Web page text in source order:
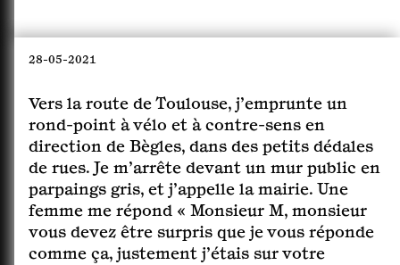
28-05-2021
Vers la route de Toulouse, j’emprunte un
rond-point à vélo et à contre-sens en
direction de Bègles, dans des petits dédales
de rues. Je m’arrête devant un mur public en
parpaings gris, et j’appelle la mairie. Une
femme me répond « Monsieur M, monsieur
vous devez être surpris que je vous réponde
comme ça, justement j’étais sur votre